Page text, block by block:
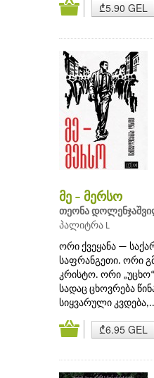
₾5.90 GEL
მე – მერსო
თეონა
პალიტრა L
ორი ქვეყანა —
საფრანგეთი. ორი
კრისტო. ორი
სადაც ცხოვრება
სიყვარული
₾6.95 GEL